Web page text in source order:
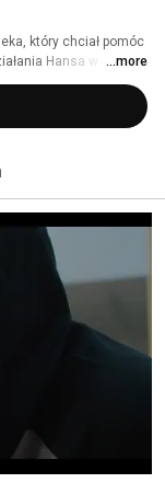
który chciał pomóc
Hansa w
zmiany w jej
...more